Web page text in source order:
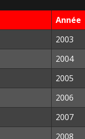
Année
2003
2004
2005
2006
2007
2008